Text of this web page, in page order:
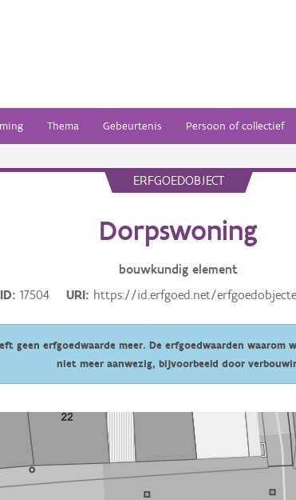
Thema Gebeurtenis Persoon of collectief
ERFGOEDOBJECT
Dorpswoning
bouwkundig element
ID
17504 URI https://id.erfgoed.net/
geen erfgoedwaarde meer. De erfgoedwaarden
niet meer aanwezig, bijvoorbeeld door